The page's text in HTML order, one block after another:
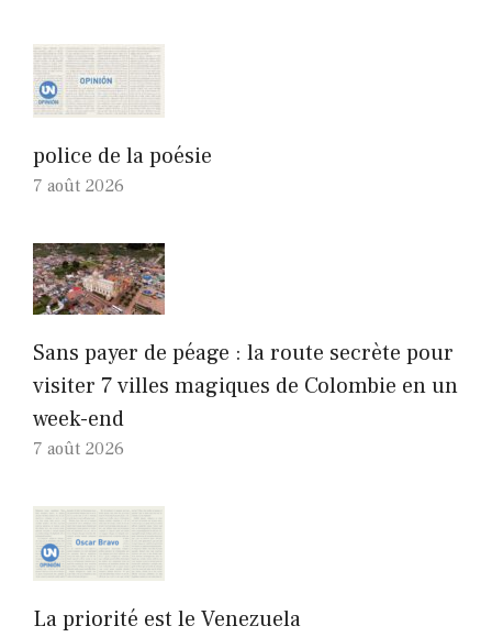
police de la poésie
7 août 2026
Sans payer de péage : la route secrète pour
visiter 7 villes magiques de Colombie en un
week-end
7 août 2026
La priorité est le Venezuela